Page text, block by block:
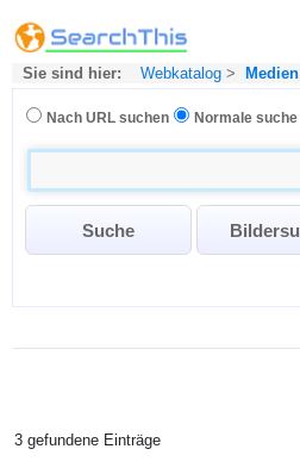
Sie sind hier: Webkatalog > Medien
Nach URL suchen Normale suche
3 gefundene Einträge